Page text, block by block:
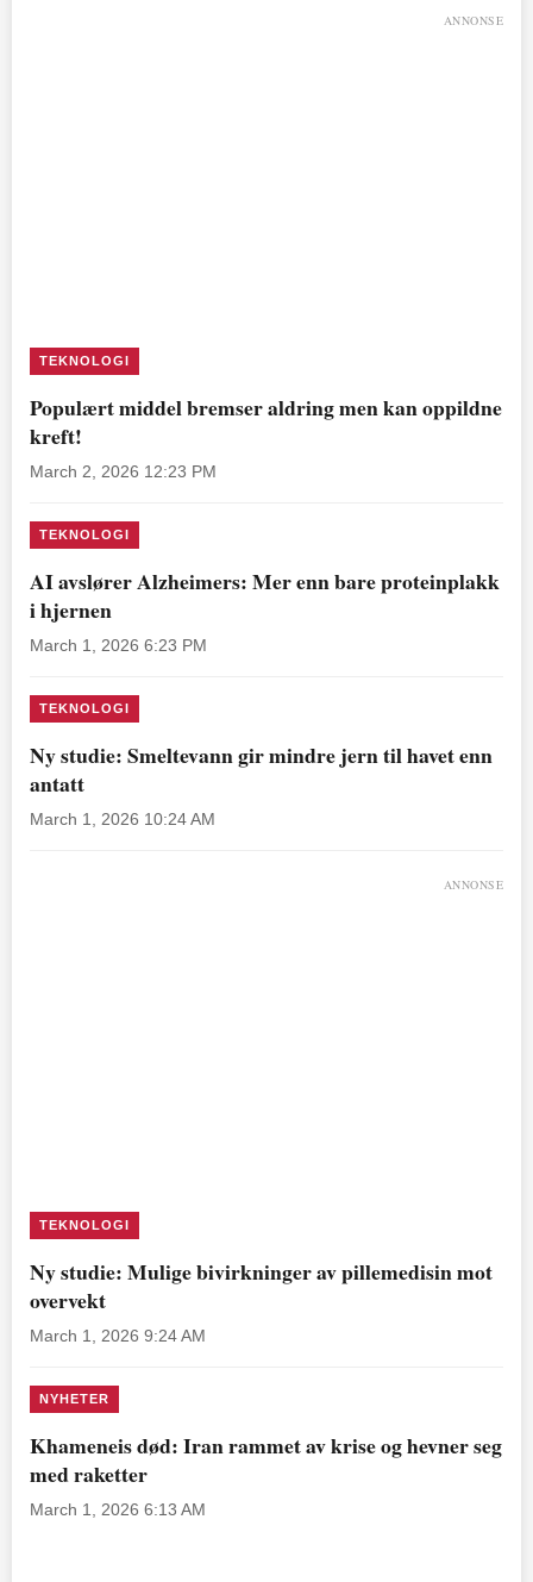
ANNONSE
TEKNOLOGI
Populært middel bremser aldring men kan oppildne
kreft!
March 2, 2026 12:23 PM
TEKNOLOGI
AI avslører Alzheimers: Mer enn bare proteinplakk
i hjernen
March 1, 2026 6:23 PM
TEKNOLOGI
Ny studie: Smeltevann gir mindre jern til havet enn
antatt
March 1, 2026 10:24 AM
ANNONSE
TEKNOLOGI
Ny studie: Mulige bivirkninger av pillemedisin mot
overvekt
March 1, 2026 9:24 AM
NYHETER
Khameneis død: Iran rammet av krise og hevner seg
med raketter
March 1, 2026 6:13 AM